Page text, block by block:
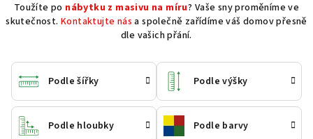
Toužíte po nábytku z masivu na míru? Vaše sny proměníme ve
skutečnost. Kontaktujte nás a společně zařídíme váš domov přesně
dle vašich přání.
Podle šířky Podle výšky
Podle hloubky Podle barvy